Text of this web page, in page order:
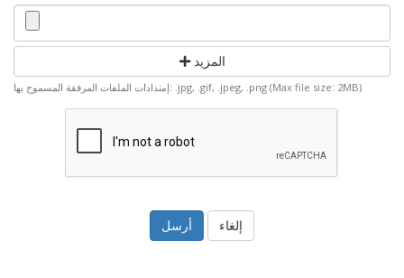
المزيد
إمتدادات الملفات المرفقة المسموح بها: .jpg, .gif, .jpeg, .png (Max file size: 2MB)
إلغاء